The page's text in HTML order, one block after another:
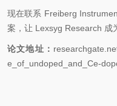
现在联系 Freiberg
案，让 Lexsyg Research 成
论文地址：
e_of_undoped_and_Ce-